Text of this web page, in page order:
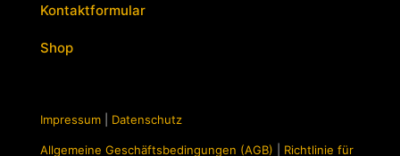
Kontaktformular
Shop
Impressum Datenschutz
Allgemeine Geschäftsbedingungen (AGB) Richtlinie für